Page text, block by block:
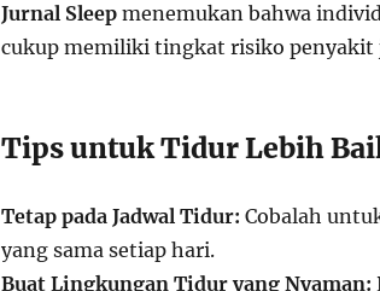
Jurnal Sleepmenemukan bahwa
cukup memiliki tingkat risiko penyakit
Tips untuk Tidur Lebih
Tetap pada Jadwal Tidur: Cobalah
yang sama setiap hari.
Buat Lingkungan Tidur yang Nyaman: